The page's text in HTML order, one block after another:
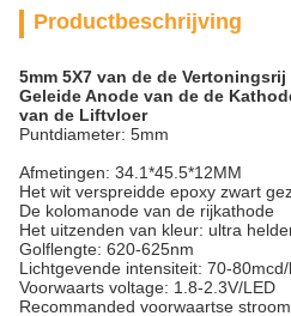
Productbeschrijving
5mm 5X7 van de de
Geleide Anode van de de
van de Liftvloer
Puntdiameter: 5mm
Afmetingen: 34.1*45.5*12MM
Het wit verspreidde epoxy zwart
De kolomanode van de rijkathode
Het uitzenden van kleur: ultra
Golflengte: 620-625nm
Lichtgevende intensiteit: 70-80mcd/
Voorwaarts voltage: 1.8-2.3V/LED
Recommanded voorwaartse